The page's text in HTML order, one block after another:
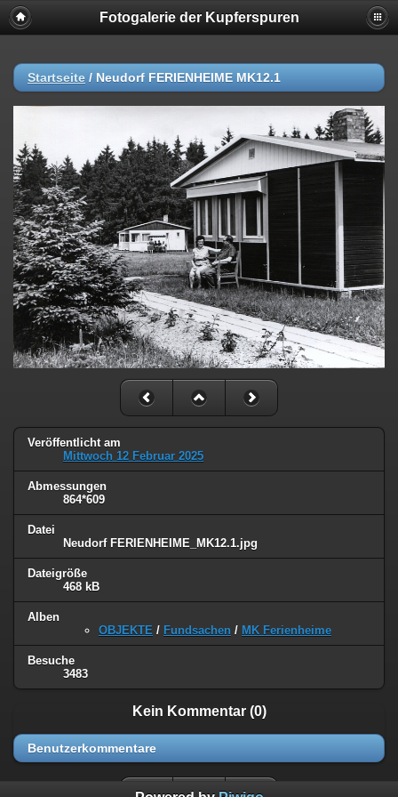
Fotogalerie der Kupferspuren
Startseite / Neudorf FERIENHEIME MK12.1
Veröffentlicht am
Mittwoch 12 Februar 2025
Abmessungen
864*609
Datei
Neudorf FERIENHEIME_MK12.1.jpg
Dateigröße
468 kB
Alben
OBJEKTE / Fundsachen / MK Ferienheime
Besuche
3483
Kein Kommentar (0)
Benutzerkommentare